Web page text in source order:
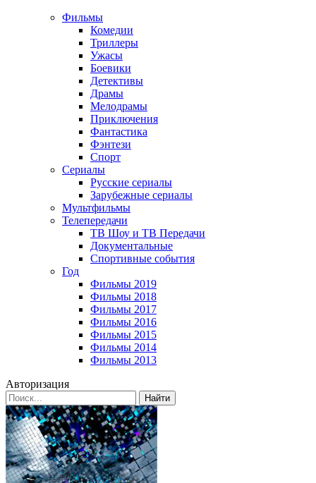
Фильмы
Комедии
Триллеры
Ужасы
Боевики
Детективы
Драмы
Мелодрамы
Приключения
Фантастика
Фэнтези
Спорт
Сериалы
Русские сериалы
Зарубежные сериалы
Мультфильмы
Телепередачи
ТВ Шоу и ТВ Передачи
Документальные
Спортивные события
Год
Фильмы 2019
Фильмы 2018
Фильмы 2017
Фильмы 2016
Фильмы 2015
Фильмы 2014
Фильмы 2013
Авторизация
Найти